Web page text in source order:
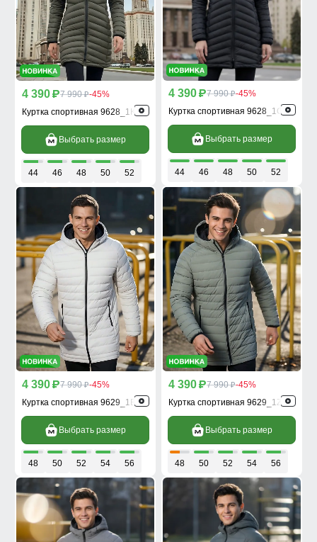
4 390 p7 990 p-45%
Куртка спортивная 9628_1Kh
Выбрать размер
44 46 48 50 52
4 390 p7 990 p-45%
Куртка спортивная 9628_1Ch
Выбрать размер
44 46 48 50 52
4 390 p7 990 p-45%
Куртка спортивная 9629_1B
Выбрать размер
48 50 52 54 56
4 390 p7 990 p-45%
Куртка спортивная 9629_1Z
Выбрать размер
48 50 52 54 56